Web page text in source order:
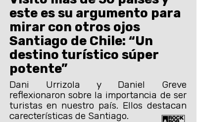
este es su argumento para
mirar con otros ojos
Santiago de Chile: “Un
destino turístico súper
potente”
Dani Urrizola y Daniel Greve
reflexionaron sobre la importancia de ser
turistas en nuestro país. Ellos destacan
carecterísticas de Santiago.